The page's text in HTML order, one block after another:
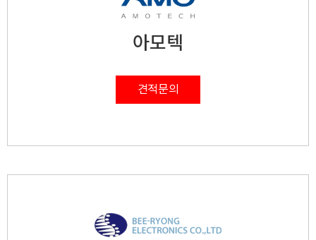
아모텍
견적문의